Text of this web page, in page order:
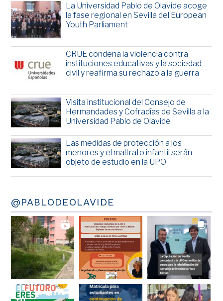
La Universidad Pablo de Olavide acoge
la fase regional en Sevilla del European
Youth Parliament
CRUE condena la violencia contra
instituciones educativas y la sociedad
civil y reafirma su rechazo a la guerra
Visita institucional del Consejo de
Hermandades y Cofradías de Sevilla a la
Universidad Pablo de Olavide
Las medidas de protección a los
menores y el maltrato infantil serán
objeto de estudio en la UPO
@PABLODEOLAVIDE